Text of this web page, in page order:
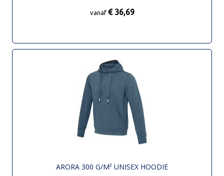
vanaf € 36,69
ARORA 300 G/M² UNISEX HOODIE